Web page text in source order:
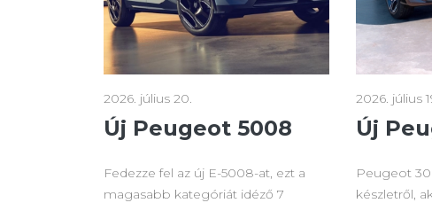
2026. július 20.
Új Peugeot 5008
Fedezze fel az új E-5008-at, ezt a
magasabb kategóriát idéző 7
2026. július
Új
Peugeot
készletről,